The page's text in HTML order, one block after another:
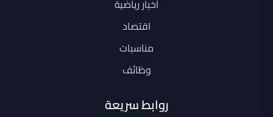
أخبار رياضية
اقتصاد
مناسبات
وظائف
روابط سريعة